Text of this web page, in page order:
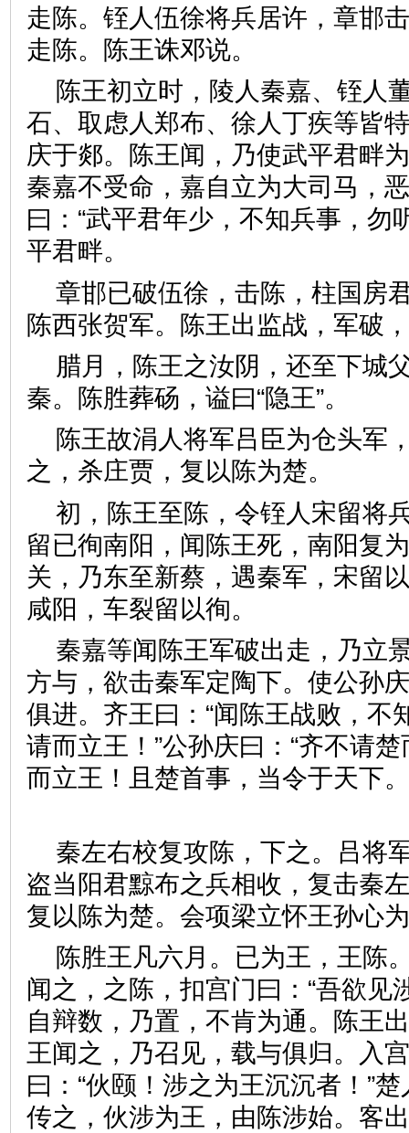
走陈。铚人伍徐将兵居许，章邯
走陈。陈王诛邓说。
陈王初立时，陵人秦嘉、铚人
石、取虑人郑布、徐人丁疾等皆
庆于郯。陈王闻，乃使武平君畔
秦嘉不受命，嘉自立为大司马，
曰：“武平君年少，不知兵事，勿
平君畔。
章邯已破伍徐，击陈，柱国房
陈西张贺军。陈王出监战，军
腊月，陈王之汝阴，还至下城
秦。陈胜葬砀，谥曰“隐王”。
陈王故涓人将军吕臣为仓头军
之，杀庄贾，复以陈为楚。
初，陈王至陈，令铚人宋留将
留已徇南阳，闻陈王死，南阳复
关，乃东至新蔡，遇秦军，宋留
咸阳，车裂留以徇。
秦嘉等闻陈王军破出走，乃立
方与，欲击秦军定陶下。使公孙
俱进。齐王曰：“闻陈王战败，不
请而立王！”公孙庆曰：“齐不请
而立王！且楚首事，当令于天下
秦左右校复攻陈，下之。吕将
盗当阳君黥布之兵相收，复击秦
复以陈为楚。会项梁立怀王
陈胜王凡六月。已为王，王陈
闻之，之陈，扣宫门曰：“吾欲见
自辩数，乃置，不肯为通。陈王
王闻之，乃召见，载与俱归。入
曰：“伙颐！涉之为王沉沉者！”
传之，伙涉为王，由陈涉始。客